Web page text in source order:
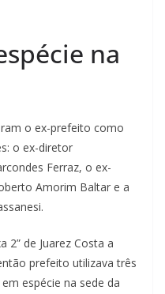
na
o ex-prefeito como
o ex-diretor
Ferraz, o ex-
Amorim Baltar e a
2” de Juarez Costa a
prefeito utilizava três
espécie na sede da